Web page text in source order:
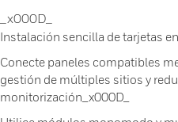
_x000D_
Instalación sencilla de tarjetas
Conecte paneles compatibles
gestión de múltiples sitios y
monitorización_x000D_